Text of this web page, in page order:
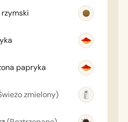
papryka
zmielony)